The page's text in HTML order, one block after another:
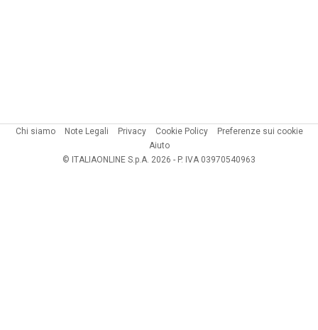
Chi siamo Note Legali Privacy Cookie Policy
Preferenze sui cookie
Aiuto
© ITALIAONLINE S.p.A. 2026 - P. IVA 03970540963